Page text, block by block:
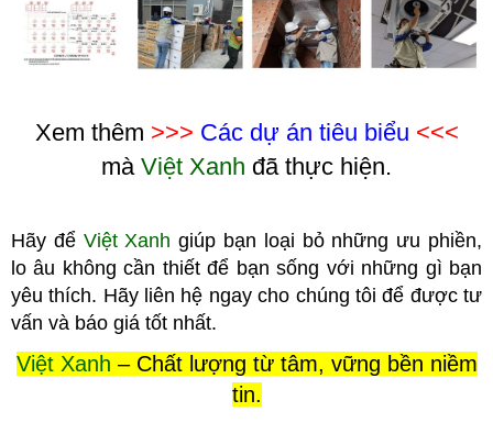
Xem thêm >>> Các dự án tiêu biểu <<<
mà Việt Xanh đã thực hiện.
Hãy để Việt Xanh giúp bạn loại bỏ những ưu phiền,
lo âu không cần thiết để bạn sống với những gì bạn
yêu thích. Hãy liên hệ ngay cho chúng tôi để được tư
vấn và báo giá tốt nhất.
Việt Xanh – Chất lượng từ tâm, vững bền niềm
tin.